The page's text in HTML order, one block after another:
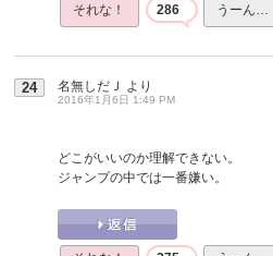
それな！ 286 うーん…
24 名無しだＪ より
2016年1月6日 1:49 PM
どこがいいのか理解できない。
ジャンプの中では一番嫌い。